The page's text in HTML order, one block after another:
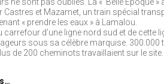
Castres et Mazamet, un train spécial
« prendre les eaux » à Lamalou.
carrefour d’une ligne nord sud et de cette
sous sa célèbre marquise.
de 200 cheminots travaillaient sur le site.